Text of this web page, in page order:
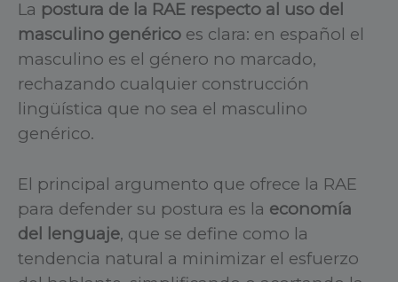
La postura de la RAE respecto al uso del
masculino genéricoes clara: en español el
masculino es el género no marcado,
rechazando cualquier construcción
lingüística que no sea el masculino
genérico.
El principal argumento que ofrece la RAE
para defender su postura es la economía
del lenguaje, que se define como la
tendencia natural a minimizar el esfuerzo